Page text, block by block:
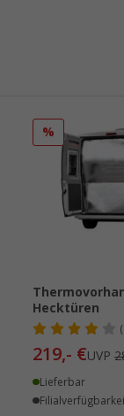
%
Hecktüren
219,- €UVP
Lieferbar